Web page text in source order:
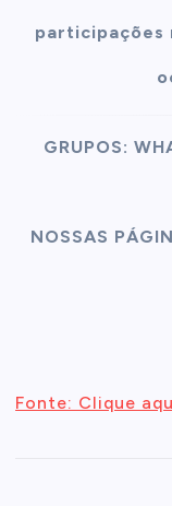
participações
GRUPOS:
NOSSAS
Fonte: Clique